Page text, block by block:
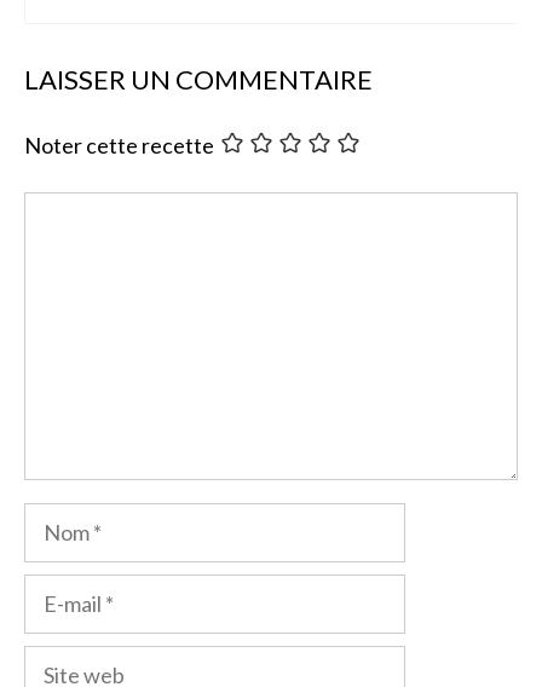
LAISSER UN COMMENTAIRE
Noter cette recette
Nom
mail
Site